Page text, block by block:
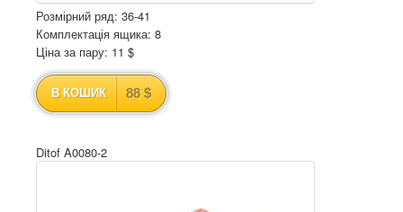
Розмірний ряд: 36-41
Комплектація ящика: 8
Ціна за пару: 11 $
В КОШИК 88 $
Ditof A0080-2